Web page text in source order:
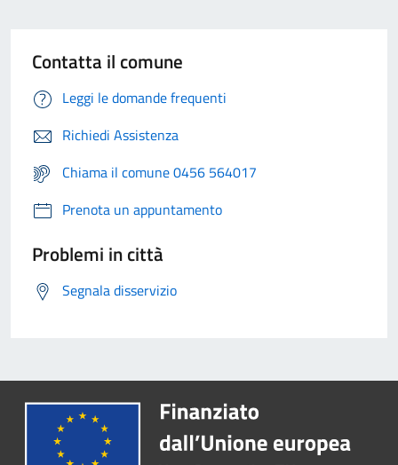
Contatta il comune
Leggi le domande frequenti
Richiedi Assistenza
Chiama il comune 0456 564017
Prenota un appuntamento
Problemi in città
Segnala disservizio